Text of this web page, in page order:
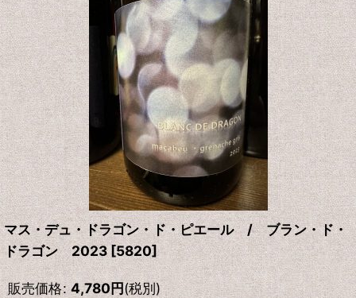
マス・デュ・ドラゴン・ド・ピエール / ブラン・ド・
ドラゴン 2023[5820]
販売価格: 4,780円(税別)